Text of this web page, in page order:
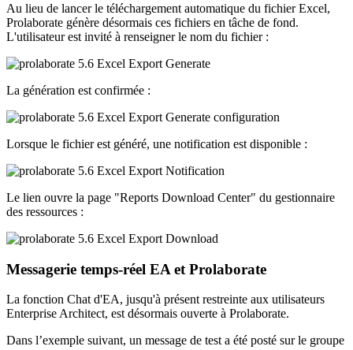
Au lieu de lancer le téléchargement automatique du fichier Excel,
Prolaborate génère désormais ces fichiers en tâche de fond.
L'utilisateur est invité à renseigner le nom du fichier :
La génération est confirmée :
Lorsque le fichier est généré, une notification est disponible :
Le lien ouvre la page "Reports Download Center" du gestionnaire
des ressources :
Messagerie temps-réel EA et Prolaborate
La fonction Chat d'EA, jusqu'à présent restreinte aux utilisateurs
Enterprise Architect, est désormais ouverte à Prolaborate.
Dans l’exemple suivant, un message de test a été posté sur le groupe